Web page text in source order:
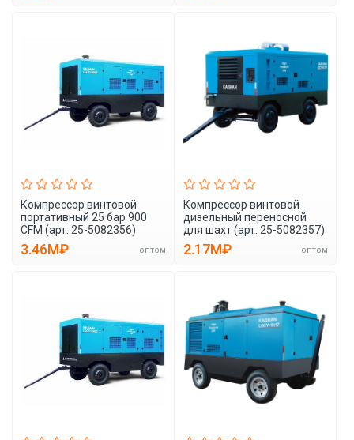
Компрессор винтовой
портативный 25 бар 900
CFM (арт. 25-5082356)
3.46M₽ оптом
Компрессор винтовой
дизельный переносной
для шахт (арт. 25-5082357)
2.17M₽ оптом